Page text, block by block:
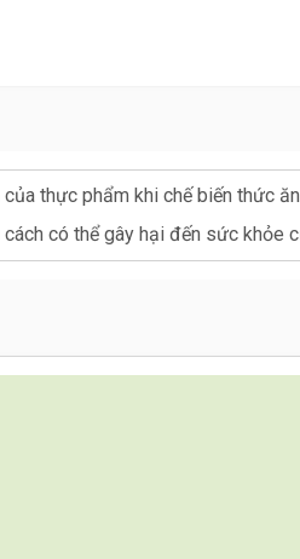
thực phẩm khi chế biến thức
có thể gây hại đến sức khỏe